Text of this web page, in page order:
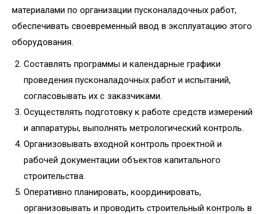
материалами по организации пусконаладочных работ,
обеспечивать своевременный ввод в эксплуатацию этого
оборудования.
Составлять программы и календарные графики
проведения пусконаладочных работ и испытаний,
согласовывать их с заказчиками.
Осуществлять подготовку к работе средств измерений
и аппаратуры, выполнять метрологический контроль.
Организовывать входной контроль проектной и
рабочей документации объектов капитального
строительства.
Оперативно планировать, координировать,
организовывать и проводить строительный контроль в